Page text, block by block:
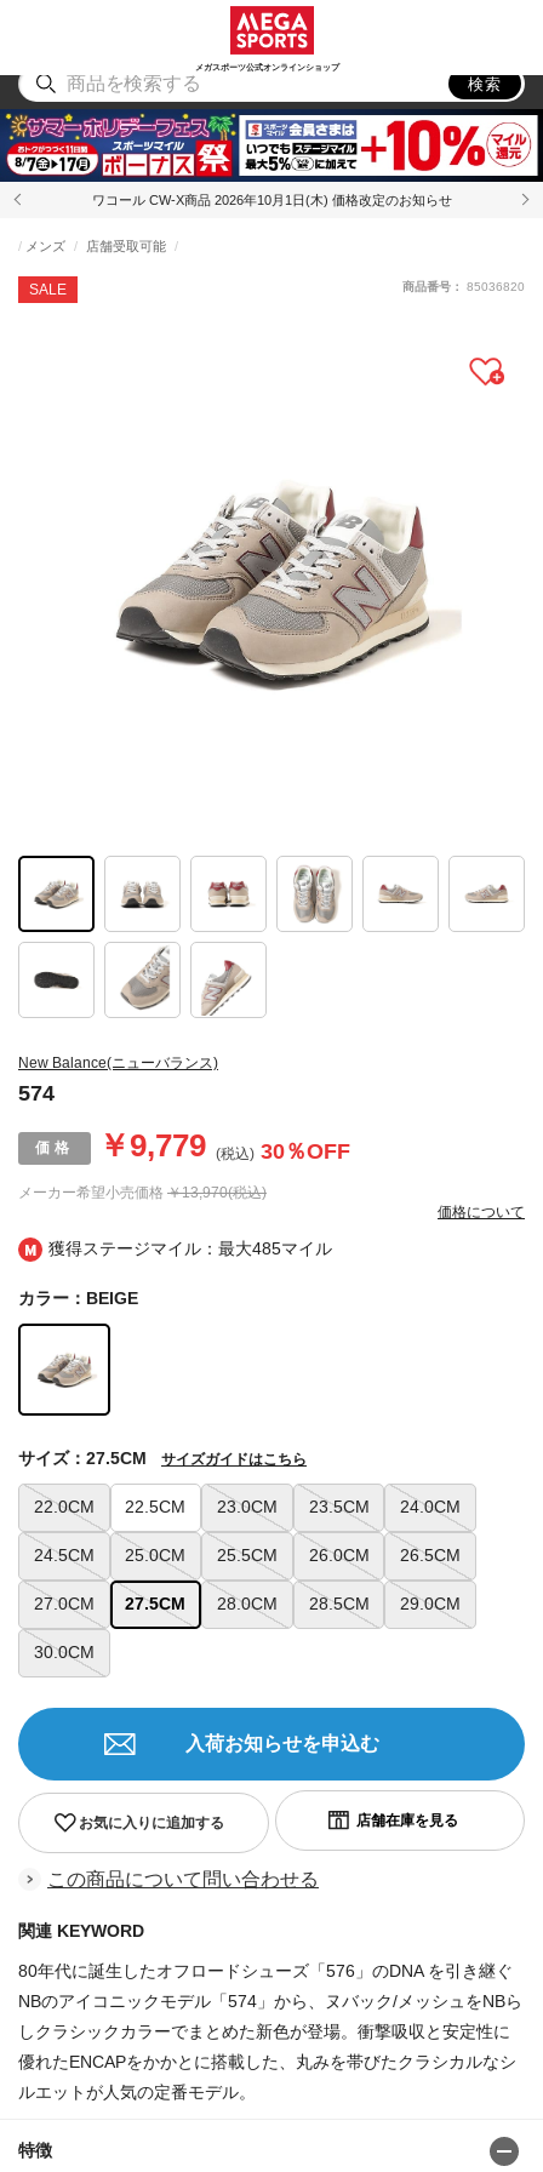
メガスポーツ公式オンラインショップ
アウトドア
検索
ワコール CW-X商品 2026年10月1日(木) 価格改定のお知らせ
獲得ステージマイル：最大485マイル
New Balance(ニューバランス)
574
SALE
メンズ 店舗受取可能
メーカー希望小売価格 ￥13,970(税込)
￥9,779 (税込) 30％OFF
価格について
商品番号： 85036820
カラー：BEIGE
22.0CM 22.5CM 23.0CM 23.5CM 24.0CM
24.5CM 25.0CM 25.5CM 26.0CM 26.5CM
27.0CM 27.5CM 28.0CM 28.5CM 29.0CM
30.0CM
サイズ：27.5CM サイズガイドはこちら
お気に入りに追加する
入荷お知らせを申込む
この商品について問い合わせる
関連 KEYWORD
80年代に誕生したオフロードシューズ「576」のDNA を引き継ぐ
NBのアイコニックモデル「574」から、ヌバック/メッシュをNBら
しクラシックカラーでまとめた新色が登場。衝撃吸収と安定性に
優れたENCAPをかかとに搭載した、丸みを帯びたクラシカルなシ
ルエットが人気の定番モデル。
特徴